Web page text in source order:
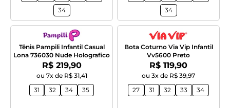
34
34
Tênis Pampili Infantil Casual
Lona 736030 Nude Holografico
Por:
R$ 219,90
ou 7x de R$ 31,41
31
32 34 35
Bota Coturno Via Vip Infantil
Vv5600 Preto
Por:
R$ 119,90
ou 3x de R$ 39,97
27
31 32 33 34